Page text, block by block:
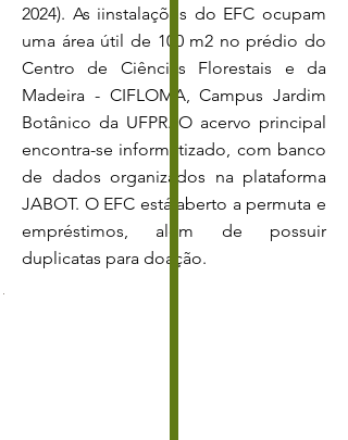
2024). As iinstalações do EFC ocupam
uma área útil de 100 m2 no prédio do
Centro de Ciências Florestais e da
Madeira - CIFLOMA, Campus Jardim
Botânico da UFPR. O acervo principal
encontra-se informatizado, com banco
de dados organizados na plataforma
JABOT. O EFC está aberto a permuta e
empréstimos, além de possuir
duplicatas para doação.